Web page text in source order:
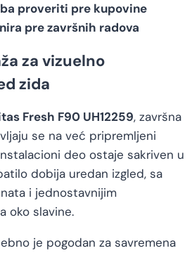
proveriti pre kupovine
pre završnih radova
za vizuelno
zida
Fresh F90 UH12259, završna
se na već pripremljeni
deo ostaje sakriven u
dobija uredan izgled, sa
i jednostavnijim
oko slavine.
je pogodan za savremena